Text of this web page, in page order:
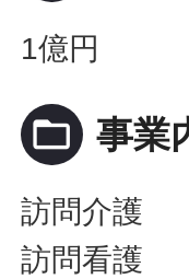
1億円
folder_open 事業
訪問介護
訪問看護